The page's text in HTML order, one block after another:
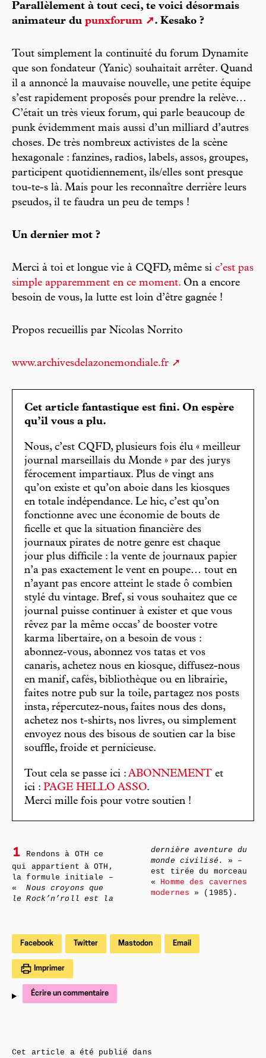
Parallèlement à tout ceci, te voici désormais
animateur du punxforum . Kesako ?
Tout simplement la continuité du forum Dynamite
que son fondateur (Yanic) souhaitait arrêter. Quand
il a annoncé la mauvaise nouvelle, une petite équipe
s’est rapidement proposés pour prendre la relève…
C’était un très vieux forum, qui parle beaucoup de
punk évidemment mais aussi d’un milliard d’autres
choses. De très nombreux activistes de la scène
hexagonale : fanzines, radios, labels, assos, groupes,
participent quotidiennement, ils/elles sont presque
tou-te-s là. Mais pour les reconnaître derrière leurs
pseudos, il te faudra un peu de temps !
Un dernier mot ?
Merci à toi et longue vie à CQFD, même si c’est pas
simple apparemment en ce moment. On a encore
besoin de vous, la lutte est loin d’être gagnée !
Propos recueillis par Nicolas Norrito
www.archivesdelazonemondiale.fr
Cet article fantastique est fini. On espère
qu’il vous a plu.
Nous, c’est CQFD, plusieurs fois élu « meilleur
journal marseillais du Monde » par des jurys
férocement impartiaux. Plus de vingt ans
qu’on existe et qu’on aboie dans les kiosques
en totale indépendance. Le hic, c’est qu’on
fonctionne avec une économie de bouts de
ficelle et que la situation financière des
journaux pirates de notre genre est chaque
jour plus difficile : la vente de journaux papier
n’a pas exactement le vent en poupe… tout en
n’ayant pas encore atteint le stade ô combien
stylé du vintage. Bref, si vous souhaitez que ce
journal puisse continuer à exister et que vous
rêvez par la même occas’ de booster votre
karma libertaire, on a besoin de vous :
abonnez-vous, abonnez vos tatas et vos
canaris, achetez nous en kiosque, diffusez-nous
en manif, cafés, bibliothèque ou en librairie,
faites notre pub sur la toile, partagez nos posts
insta, répercutez-nous, faites nous des dons,
achetez nos t-shirts, nos livres, ou simplement
envoyez nous des bisous de soutien car la bise
souffle, froide et pernicieuse.
Tout cela se passe ici : ABONNEMENT et
ici : PAGE HELLO ASSO.
Merci mille fois pour votre soutien !
1
Rendons à OTH ce
qui appartient à OTH,
la formule initiale –
«
Nous croyons que
le Rock’n’roll est la
dernière aventure du
monde civilisé.
» –
est tirée du morceau
« Homme des cavernes
modernes » (1985).
Facebook Twitter Mastodon Email
Imprimer
Écrire un commentaire
Cet article a été publié dans